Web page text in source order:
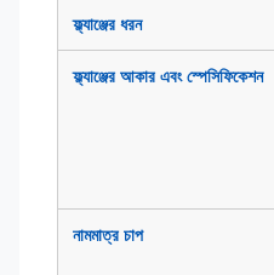
ফ্ল্যাঞ্জের ধরন
ফ্ল্যাঞ্জের আকার এবং স্পেসিফিকেশন
নামমাত্র চাপ